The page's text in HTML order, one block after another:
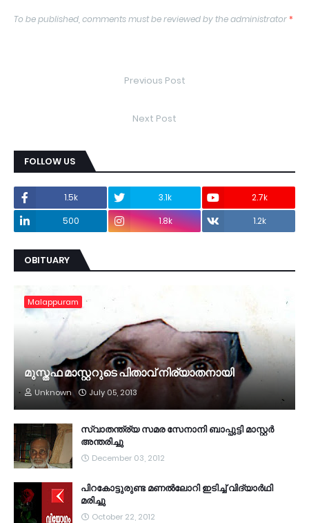
To be published, comments must be reviewed by the administrator*
Previous Post
Next Post
FOLLOW US
1.5k 3.1k
2.7k
500
1.8k 1.2k
OBITUARY
Malappuram
മുസ്തഫ മാസ്റ്ററുടെ പിതാവ് നിര്യാതനായി
Unknown July 05, 2013
സ്വാതന്ത്ര്യ സമര സേനാനി ബാപ്പുട്ടി മാസ്റ്റര്‍
അന്തരിച്ചു
December 03, 2012
പിറകോട്ടുരുണ്ട മണല്‍ലോറി ഇടിച്ച് വിദ്യാര്‍ഥി
മരിച്ചു
October 22, 2012